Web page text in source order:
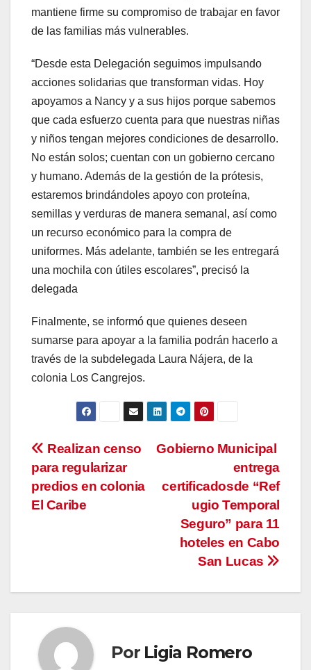
mantiene firme su compromiso de trabajar en favor
de las familias más vulnerables.
“Desde esta Delegación seguimos impulsando
acciones solidarias que transforman vidas. Hoy
apoyamos a Nancy y a sus hijos porque sabemos
que cada esfuerzo cuenta para que nuestras niñas
y niños tengan mejores condiciones de desarrollo.
No están solos; cuentan con un gobierno cercano
y humano. Además de la gestión de la prótesis,
estaremos brindándoles apoyo con proteína,
semillas y verduras de manera semanal, así como
un recurso económico para la compra de
uniformes. Más adelante, también se les entregará
una mochila con útiles escolares”, precisó la
delegada
Finalmente, se informó que quienes deseen
sumarse para apoyar a la familia podrán hacerlo a
través de la subdelegada Laura Nájera, de la
colonia Los Cangrejos.
Navegación
de
entradas
Gobierno Municipal
entrega
certificadosde “Ref
ugio Temporal
Seguro” para 11
hoteles en Cabo
San Lucas
Realizan censo
para regularizar
predios en colonia
El Caribe
Por Ligia Romero